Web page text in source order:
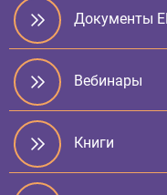
Документы
Вебинары
Книги